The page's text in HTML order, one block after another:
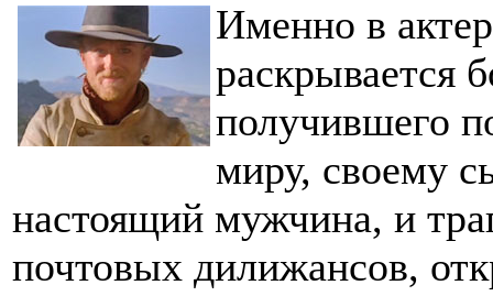
Именно в
раскрывается
получившего
миру, своему
настоящий мужчина, и
почтовых дилижансов,